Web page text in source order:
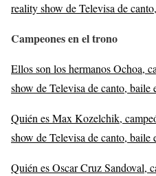
reality show de Televisa de
Campeones en el trono
Ellos son los hermanos Ochoa,
show de Televisa de canto, baile
Quién es Max Kozelchik,
show de Televisa de canto, baile
Quién es Oscar Cruz Sandoval,